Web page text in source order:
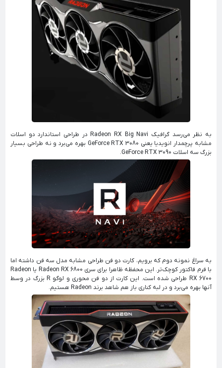
به نظر می‌رسد گرافیک Radeon RX Big Navi در طراحی استاندارد دو اسلات
مشابه پرچمدار انویدیا یعنی GeForce RTX 3080 بهره می‌برد و نه طراحی بسیار
بزرگ سه اسلات GeForce RTX 3090.
به سراغ نمونه دوم که برویم، کارت دو فن طراحی مشابه مدل سه فن داشته اما
با فرم فاکتور کوچک‌تر. این محفظه ظاهرا برای سری Radeon RX 6800 یا Radeon
RX 6700 طراحی شده است. این کارت از دو فن محوری و لوگو R بزرگ در وسط
آنها بهره می‌برد و در لبه کناری باز هم شاهد برند Radeon هستیم.